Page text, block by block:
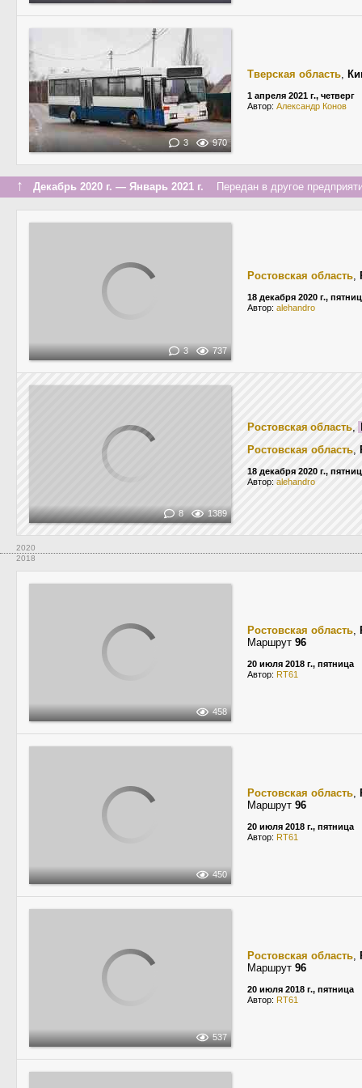
3 970
Тверская область,
1 апреля 2021 г., четверг
Автор: Александр Конов
↑ Декабрь 2020 г. — Январь 2021 г. Передан в другое
3 737
Ростовская область,
18 декабря 2020 г.,
Автор: alehandro
8 1389
Ростовская область,
Ростовская область,
18 декабря 2020 г.,
Автор: alehandro
2020
2018
458
Ростовская область,
Маршрут 96
20 июля 2018 г., пятница
Автор: RT61
450
Ростовская область,
Маршрут 96
20 июля 2018 г., пятница
Автор: RT61
537
Ростовская область,
Маршрут 96
20 июля 2018 г., пятница
Автор: RT61